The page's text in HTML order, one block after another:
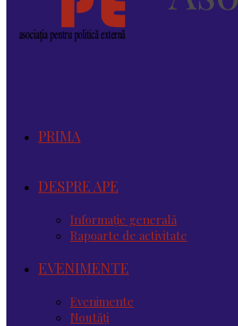
PRIMA
DESPRE APE
Informație generală
Rapoarte de activitate
EVENIMENTE
Evenimente
Noutăţi